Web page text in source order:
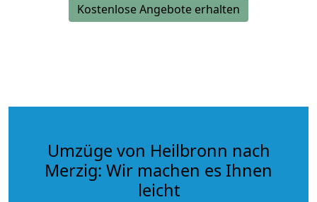
Kostenlose Angebote erhalten
Umzüge von Heilbronn nach
Merzig: Wir machen es Ihnen
leicht